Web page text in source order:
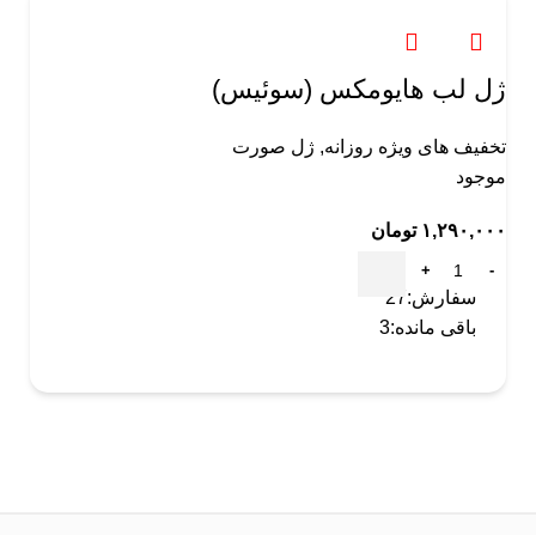
ژل لب هایومکس (سوئیس)
تخفیف های ویژه روزانه, ژل صورت
موجود
۱,۲۹۰,۰۰۰ تومان
سفارش:27
باقی مانده:3